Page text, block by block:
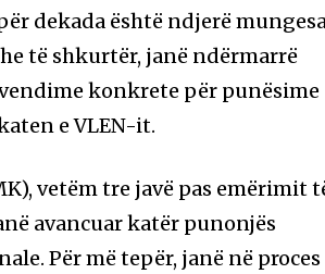
dekada është ndjerë
të shkurtër, janë ndërmarrë
konkrete për punësime
e VLEN-it.
vetëm tre javë pas emërimit
avancuar katër punonjës
Për më tepër, janë në proces